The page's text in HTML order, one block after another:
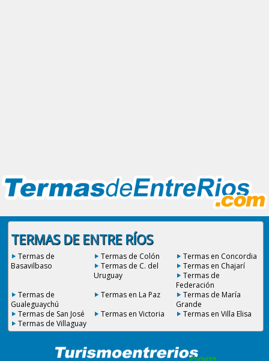
TERMAS DE ENTRE RÍOS
Termas de
Basavilbaso
Termas de Colón
Termas en Concordia
Termas de C. del
Uruguay
Termas en Chajarí
Termas de
Federación
Termas de
Gualeguaychú
Termas en La Paz
Termas de María
Grande
Termas de San José
Termas en Victoria
Termas en Villa Elisa
Termas de Villaguay